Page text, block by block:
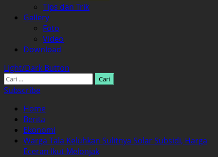
Tips dan Trik
Gallery
Foto
Video
Download
Light/Dark Button
Cari
untuk:
Subscribe
Home
Berita
Ekonomi
Warga Tala Keluhkan Sulitnya Solar Subsidi, Harga
Eceran Ikut Melonjak